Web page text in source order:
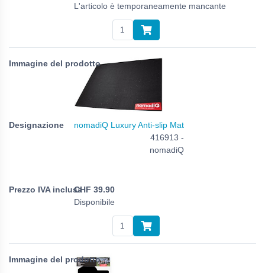
L'articolo è temporaneamente mancante
nomadiQ Luxury Anti-slip Mat
416913 -
nomadiQ
CHF 39.90
Disponibile